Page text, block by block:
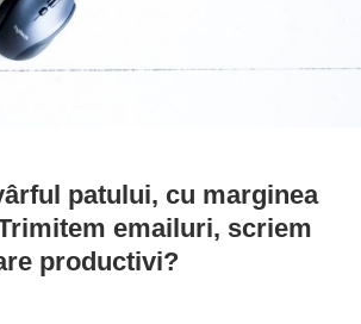
patului, cu marginea
emailuri, scriem
productivi?